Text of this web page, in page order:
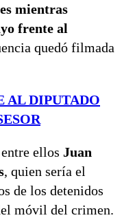
mientras
frente al
quedó filmada
AL DIPUTADO
ellos Juan
, quien sería el
de los detenidos
móvil del crimen.